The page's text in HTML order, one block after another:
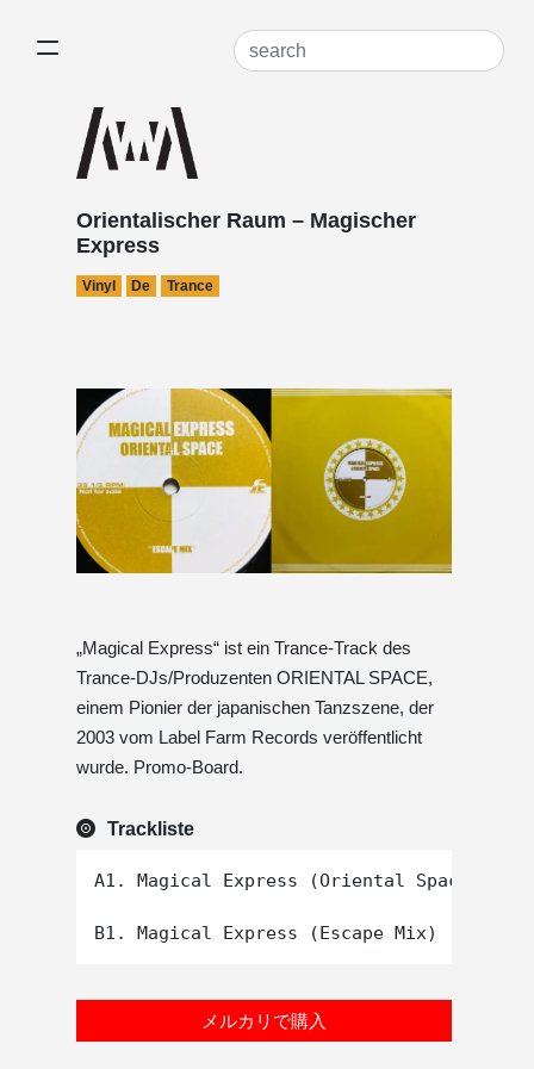
Orientalischer Raum – Magischer
Express
Vinyl De Trance
„Magical Express“ ist ein Trance-Track des
Trance-DJs/Produzenten ORIENTAL SPACE,
einem Pionier der japanischen Tanzszene, der
2003 vom Label Farm Records veröffentlicht
wurde. Promo-Board.
Trackliste
A1. Magical Express (Oriental Space Mix)
メルカリで購入